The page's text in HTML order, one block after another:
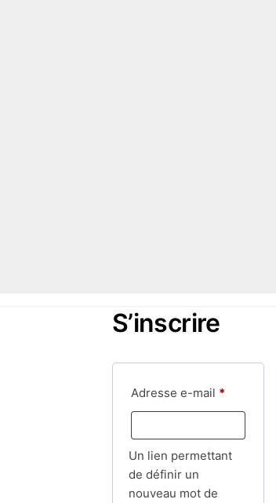
S’inscrire
Adresse e-mail *
Un lien permettant
de définir un
nouveau mot de